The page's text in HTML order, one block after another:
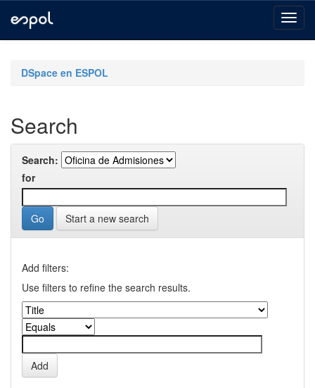
navigationDSpace en ESPOL
Search
Search:
for
Start a new search
Add filters:
Use filters to refine the search results.